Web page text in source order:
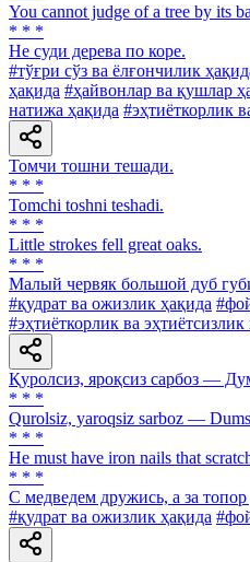
You cannot judge of a tree by its
* * *
He суди дерева по коре.
#тўғри сўз ва ёлғончилик
ҳақида #ҳайвонлар ва қушлар
натижа ҳақида #эҳтиёткорлик
Томчи тошни тешади.
* * *
Tomchi toshni teshadi.
* * *
Little strokes fell great oaks.
* * *
Малый червяк большой дуб
#қудрат ва ожизлик ҳақида
#эҳтиёткорлик ва эҳтиётсизлик
Қуролсиз, яроқсиз сарбоз —
* * *
Qurolsiz, yaroqsiz sarboz —
* * *
Не must have iron nails that
* * *
С медведем дружись, а за
#қудрат ва ожизлик ҳақида